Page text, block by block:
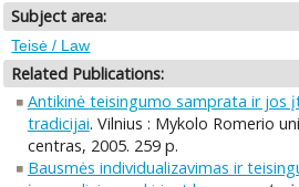
Subject area:
Teisė / Law
Related Publications:
Antikinė teisingumo samprata ir jos
tradicijai. Vilnius : Mykolo Romerio
centras, 2005. 259 p.
Bausmės individualizavimas ir